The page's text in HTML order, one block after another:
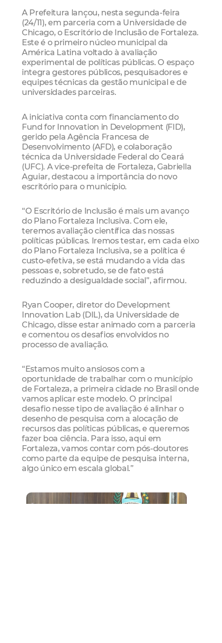
A Prefeitura lançou, nesta segunda-feira
(24/11), em parceria com a Universidade de
Chicago, o Escritório de Inclusão de Fortaleza.
Este é o primeiro núcleo municipal da
América Latina voltado à avaliação
experimental de políticas públicas. O espaço
integra gestores públicos, pesquisadores e
equipes técnicas da gestão municipal e de
universidades parceiras.
A iniciativa conta com financiamento do
Fund for Innovation in Development (FID),
gerido pela Agência Francesa de
Desenvolvimento (AFD), e colaboração
técnica da Universidade Federal do Ceará
(UFC). A vice-prefeita de Fortaleza, Gabriella
Aguiar, destacou a importância do novo
escritório para o município.
“O Escritório de Inclusão é mais um avanço
do Plano Fortaleza Inclusiva. Com ele,
teremos avaliação científica das nossas
políticas públicas. Iremos testar, em cada eixo
do Plano Fortaleza Inclusiva, se a política é
custo-efetiva, se está mudando a vida das
pessoas e, sobretudo, se de fato está
reduzindo a desigualdade social”, afirmou.
Ryan Cooper, diretor do Development
Innovation Lab (DIL), da Universidade de
Chicago, disse estar animado com a parceria
e comentou os desafios envolvidos no
processo de avaliação.
“Estamos muito ansiosos com a
oportunidade de trabalhar com o município
de Fortaleza, a primeira cidade no Brasil onde
vamos aplicar este modelo. O principal
desafio nesse tipo de avaliação é alinhar o
desenho de pesquisa com a alocação de
recursos das políticas públicas, e queremos
fazer boa ciência. Para isso, aqui em
Fortaleza, vamos contar com pós-doutores
como parte da equipe de pesquisa interna,
algo único em escala global.”